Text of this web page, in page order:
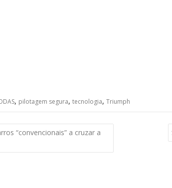
, pilotagem segura, tecnologia, Triumph
“convencionais” a cruzar a